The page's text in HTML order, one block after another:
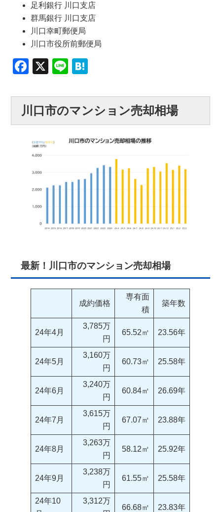
足利銀行 川口支店
群馬銀行 川口支店
川口幸町郵便局
川口市役所前郵便局
Facebook
X Line
川口市のマンション売却相場
最新！川口市のマンション売却相場
成約価格
専有面
積
築年数
24年4月
3,785万
円
65.52㎡ 23.56年
24年5月
3,160万
円
60.73㎡ 25.58年
24年6月
3,240万
円
60.84㎡ 26.69年
24年7月
3,615万
円
67.07㎡ 23.88年
24年8月
3,263万
円
58.12㎡ 25.92年
24年9月
3,238万
円
61.55㎡ 25.58年
24年10
3,312万
66.68㎡ 23.83年